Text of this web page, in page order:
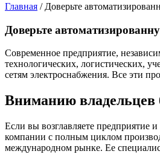
Главная / Доверьте
Доверьте
Современное предприятие,
технологических, логистических,
сетям электроснабжения. Все эти
Вниманию владельцев
Если вы возглавляете предприятие
компании с полным циклом
международном рынке. Ее